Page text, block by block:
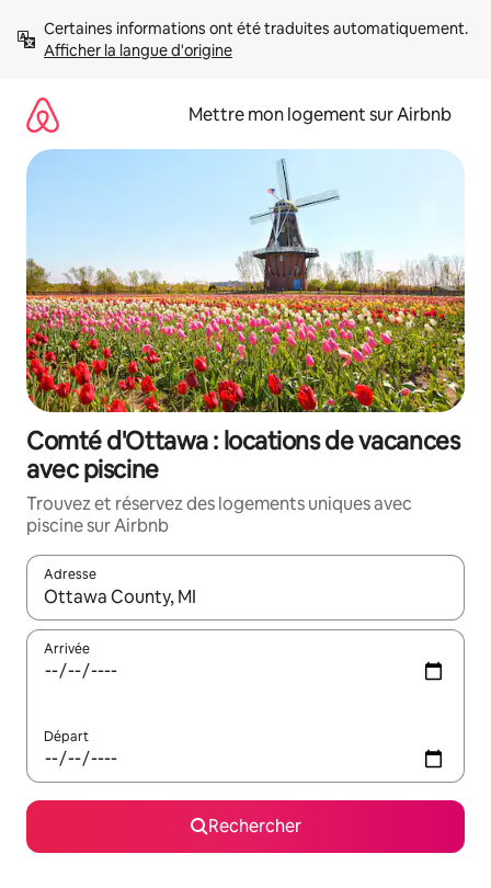
directement
Afficher la langue d'origine
Mettre mon logement sur Airbnb
Comté d'Ottawa : locations de vacances
avec piscine
Trouvez et réservez des logements uniques avec
piscine sur Airbnb
Adresse
Lorsque les résultats s'affichent, utilisez les flèches vers le
Arrivée
Départ
Rechercher